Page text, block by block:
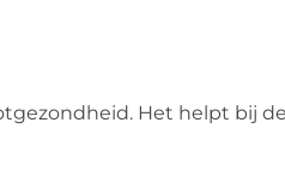
Het helpt bij